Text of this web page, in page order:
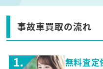
事故車買取の流れ
無料査定